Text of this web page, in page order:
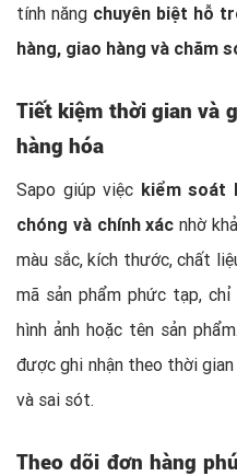
tính năng chuyên biệt hỗ
hàng, giao hàng và chăm
Tiết kiệm thời gian và
hàng hóa
Sapo giúp việc kiểm soát
chóng và chính xác nhờ
màu sắc, kích thước, chất
mã sản phẩm phức tạp,
hình ảnh hoặc tên sản
được ghi nhận theo thời
và sai sót.
Theo dõi đơn hàng